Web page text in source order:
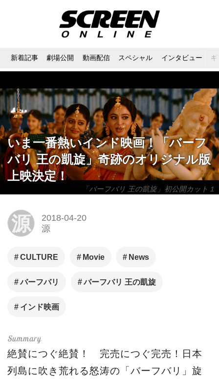
新着記事 劇場公開 動画配信 スペシャル インタビュー
「バーフバリ 王の凱旋」初公開カット１
いま一番熱いインド映画！「バーフ
バリ 王の凱旋」奇跡のオリジナル版
上映決定！
源
2018-04-20
源
CULTURE Movie News
バーフバリ バーフバリ 王の凱旋
インド映画
絶賛につぐ絶賛！ 完売につぐ完売！日本
列島に吹き荒れる怒涛の「バーフバリ」旋